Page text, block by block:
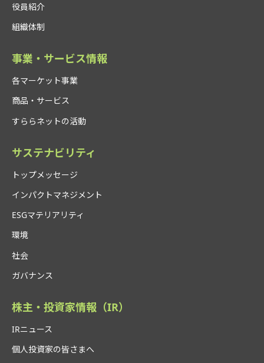
役員紹介
組織体制
事業・サービス情報
各マーケット事業
商品・サービス
すららネットの活動
サステナビリティ
トップメッセージ
インパクトマネジメント
ESGマテリアリティ
環境
社会
ガバナンス
株主・投資家情報（IR）
IRニュース
個人投資家の皆さまへ